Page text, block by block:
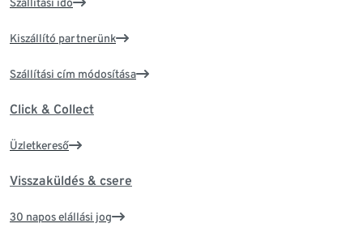
Kiszállító partnerünk
Szállítási cím módosítása
Click & Collect
Üzletkereső
Visszaküldés & csere
30 napos elállási jog